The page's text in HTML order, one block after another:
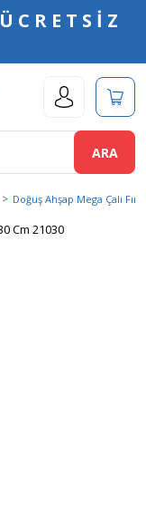
ÜCRETSİZ
ARA
Doğuş Ahşap Mega Çalı